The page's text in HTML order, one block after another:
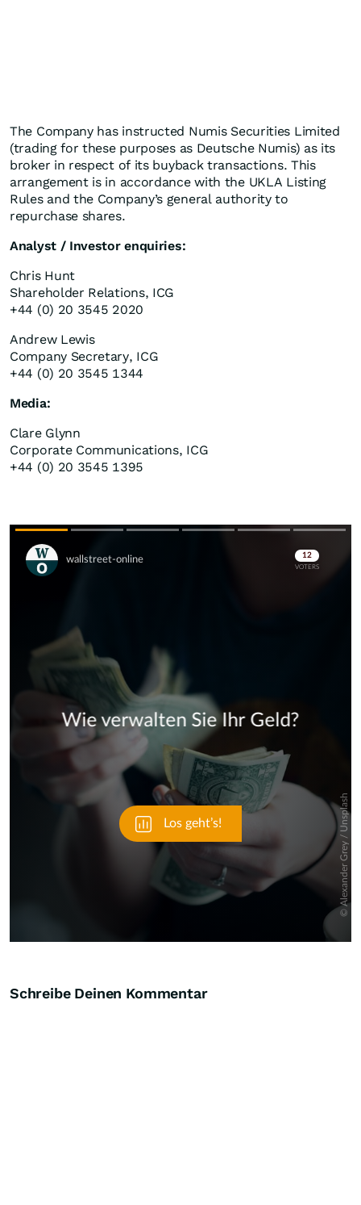
The Company has instructed Numis Securities Limited
(trading for these purposes as Deutsche Numis) as its
broker in respect of its buyback transactions. This
arrangement is in accordance with the UKLA Listing
Rules and the Company’s general authority to
repurchase shares.
Analyst / Investor enquiries:
Chris Hunt
Shareholder Relations, ICG
+44 (0) 20 3545 2020
Andrew Lewis
Company Secretary, ICG
+44 (0) 20 3545 1344
Media:
Clare Glynn
Corporate Communications, ICG
+44 (0) 20 3545 1395
Skip
Schreibe Deinen Kommentar